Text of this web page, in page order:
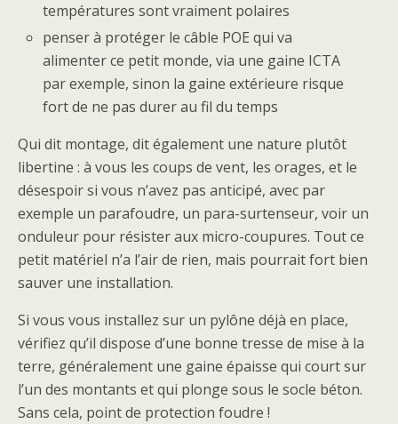
températures sont vraiment polaires
penser à protéger le câble POE qui va
alimenter ce petit monde, via une gaine ICTA
par exemple, sinon la gaine extérieure risque
fort de ne pas durer au fil du temps
Qui dit montage, dit également une nature plutôt
libertine : à vous les coups de vent, les orages, et le
désespoir si vous n’avez pas anticipé, avec par
exemple un parafoudre, un para-surtenseur, voir un
onduleur pour résister aux micro-coupures. Tout ce
petit matériel n’a l’air de rien, mais pourrait fort bien
sauver une installation.
Si vous vous installez sur un pylône déjà en place,
vérifiez qu’il dispose d’une bonne tresse de mise à la
terre, généralement une gaine épaisse qui court sur
l’un des montants et qui plonge sous le socle béton.
Sans cela, point de protection foudre !